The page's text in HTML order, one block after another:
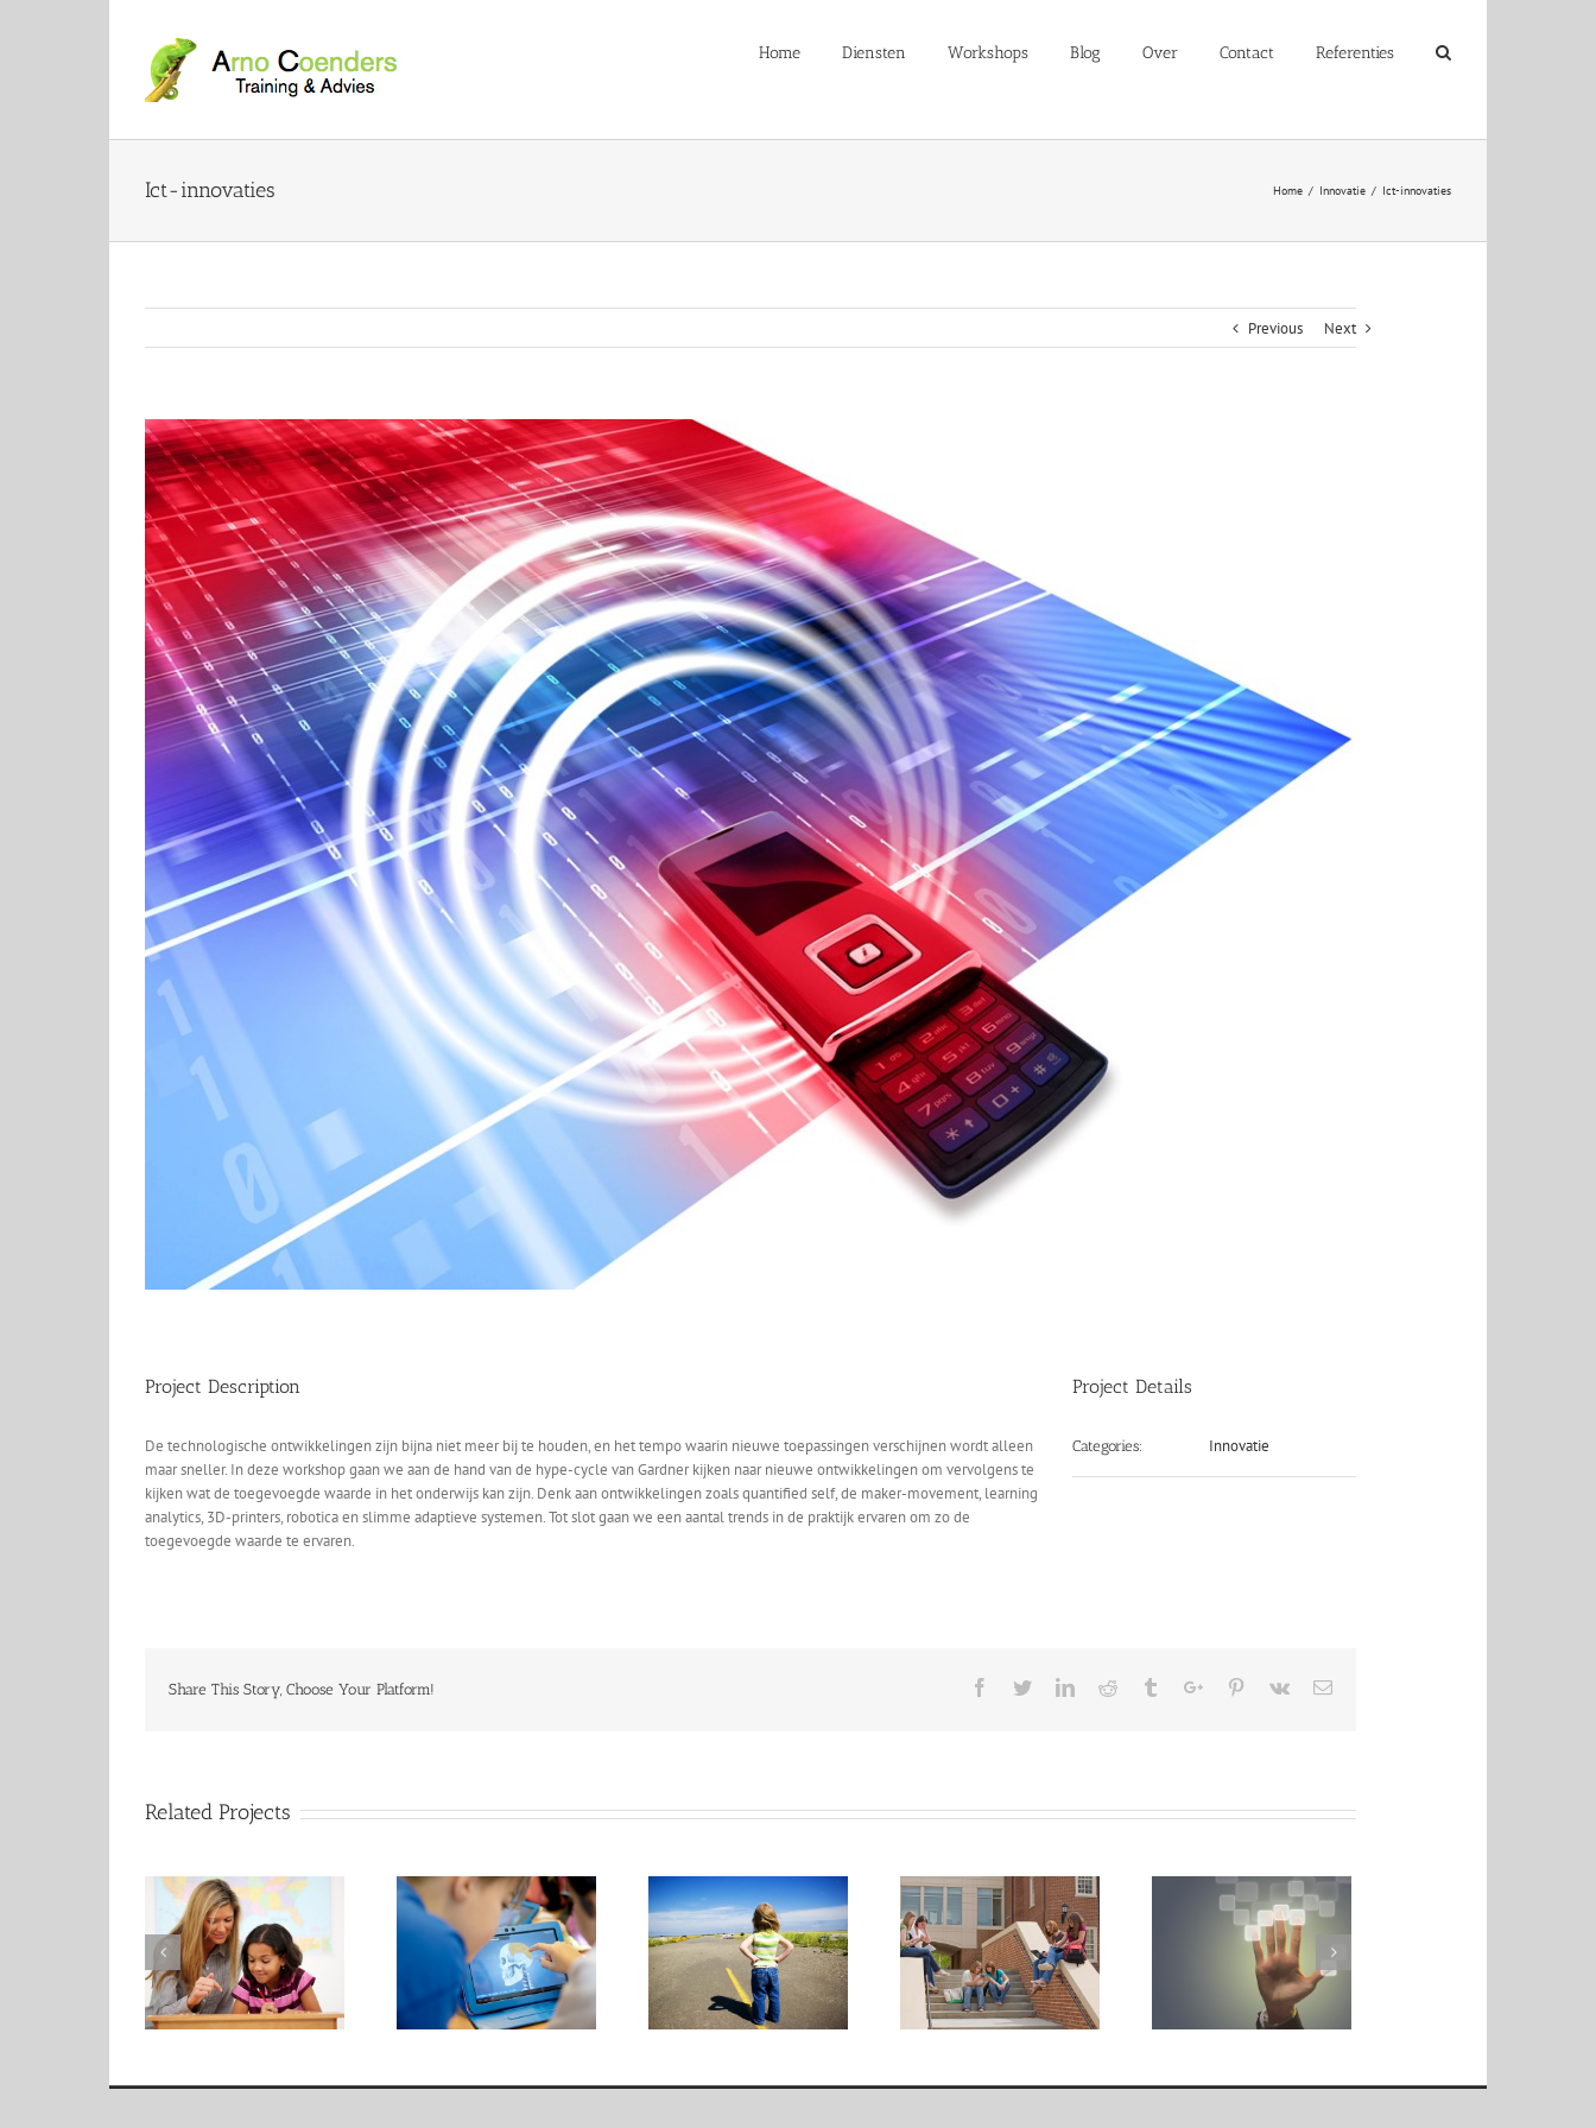
Home Diensten Workshops Blog Over Contact Referenties
Ict-innovaties Home / Innovatie / Ict-innovaties
Previous Next
View
Larger
Image
Project Description
De technologische ontwikkelingen zijn bijna niet meer bij te houden, en het tempo waarin nieuwe toepassingen verschijnen wordt alleen
maar sneller. In deze workshop gaan we aan de hand van de hype-cycle van Gardner kijken naar nieuwe ontwikkelingen om vervolgens te
kijken wat de toegevoegde waarde in het onderwijs kan zijn. Denk aan ontwikkelingen zoals quantified self, de maker-movement, learning
analytics, 3D-printers, robotica en slimme adaptieve systemen. Tot slot gaan we een aantal trends in de praktijk ervaren om zo de
toegevoegde waarde te ervaren.
Project Details
Categories: Innovatie
Share This Story, Choose Your Platform! Facebook
TwitterLinkedinReddit TumblrGoogle+Pinterest
Vk Email
Related Projects
Tablets in het
onderwijs
Adaptieve
leeromgevingen
BYOD Augmented reality
QR-codes in het
onderwijs